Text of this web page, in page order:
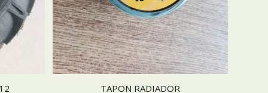
TAPON RADIADOR